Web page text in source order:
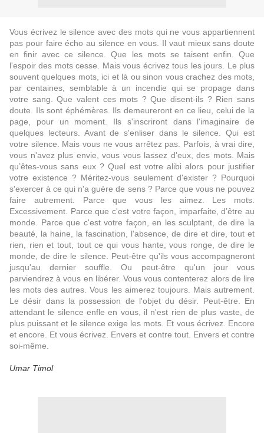
Vous écrivez le silence avec des mots qui ne vous appartiennent
pas pour faire écho au silence en vous. Il vaut mieux sans doute
en finir avec ce silence. Que les mots se taisent enfin. Que
l'espoir des mots cesse. Mais vous écrivez tous les jours. Le plus
souvent quelques mots, ici et là ou sinon vous crachez des mots,
par centaines, semblable à un incendie qui se propage dans
votre sang. Que valent ces mots ? Que disent-ils ? Rien sans
doute. Ils sont éphémères. Ils demeureront en ce lieu, celui de la
page, pour un moment. Ils s'inscriront dans l'imaginaire de
quelques lecteurs. Avant de s'enliser dans le silence. Qui est
votre silence. Mais vous ne vous arrêtez pas. Parfois, à vrai dire,
vous n'avez plus envie, vous vous lassez d'eux, des mots. Mais
qu’êtes-vous sans eux ? Quel est votre alibi alors pour justifier
votre existence ? Méritez-vous seulement d'exister ? Pourquoi
s'exercer à ce qui n'a guère de sens ? Parce que vous ne pouvez
faire autrement. Parce que vous les aimez. Les mots.
Excessivement. Parce que c'est votre façon, imparfaite, d’être au
monde. Parce que c'est votre façon, en les sculptant, de dire la
beauté, la haine, la fascination, l'absence, de dire et dire, tout et
rien, rien et tout, tout ce qui vous hante, vous ronge, de dire le
monde, de dire le silence. Peut-être qu'ils vous accompagneront
jusqu'au dernier souffle. Ou peut-être qu'un jour vous
parviendrez à vous en libérer. Vous vous contenterez alors de lire
les mots des autres. Vous les aimerez toujours. Mais autrement.
Le désir dans la possession de l'objet du désir. Peut-être. En
attendant le silence enfle en vous, il n'est rien de plus vaste, de
plus puissant et le silence exige les mots. Et vous écrivez. Encore
et encore. Et vous écrivez. Envers et contre tout. Envers et contre
soi-même.
Umar Timol